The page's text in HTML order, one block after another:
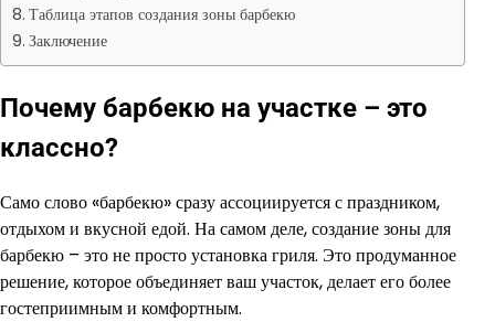
Таблица этапов создания зоны барбекю
Заключение
Почему барбекю на участке – это
классно?
Само слово «барбекю» сразу ассоциируется с праздником,
отдыхом и вкусной едой. На самом деле, создание зоны для
барбекю – это не просто установка гриля. Это продуманное
решение, которое объединяет ваш участок, делает его более
гостеприимным и комфортным.